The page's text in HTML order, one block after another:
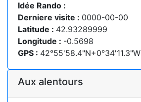
Idée Rando :
Derniere visite : 0000-00-00
Latitude : 42.93289999
Longitude : -0.5698
GPS : 42°55'58.4"N+0°34'11.3"W
Aux alentours